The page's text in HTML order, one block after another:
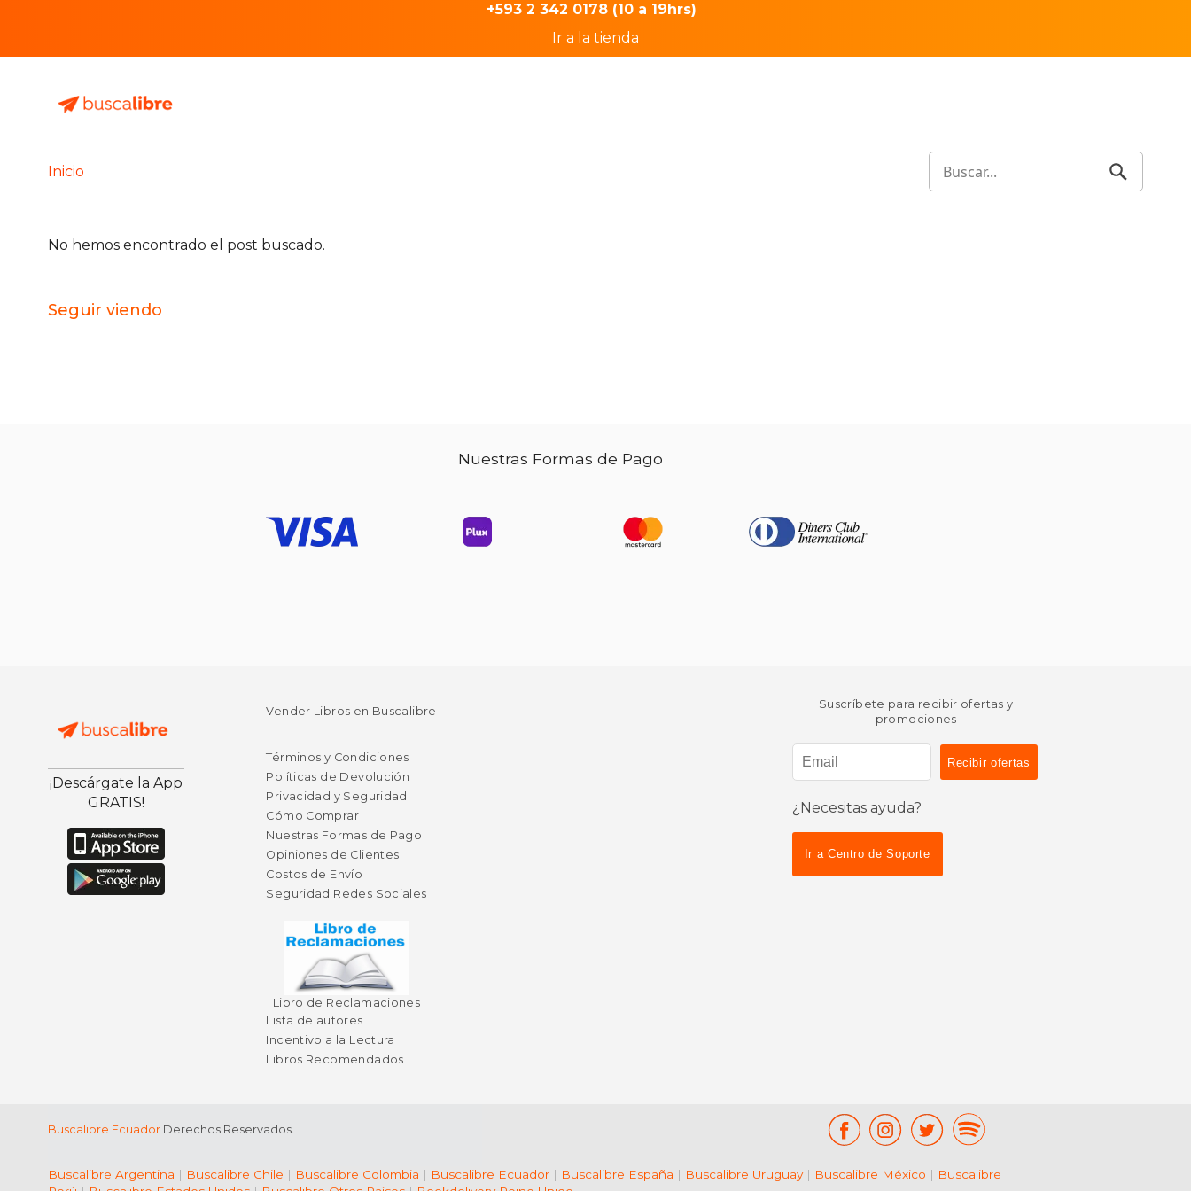
+593 2 342 0178 (10 a 19hrs)
Ir a la tienda
Inicio
No hemos encontrado el post buscado.
Seguir viendo
Nuestras Formas de Pago
¡Descárgate la App
GRATIS!
Vender Libros en Buscalibre
Términos y Condiciones
Políticas de Devolución
Privacidad y Seguridad
Cómo Comprar
Nuestras Formas de Pago
Opiniones de Clientes
Costos de Envío
Seguridad Redes Sociales
Libro de Reclamaciones
Lista de autores
Incentivo a la Lectura
Libros Recomendados
Suscríbete para recibir ofertas y
promociones
¿Necesitas ayuda?
Ir a Centro de Soporte
Buscalibre EcuadorDerechos Reservados.
Buscalibre Argentina | Buscalibre Chile | Buscalibre Colombia | Buscalibre Ecuador| Buscalibre España | Buscalibre Uruguay| Buscalibre México | Buscalibre